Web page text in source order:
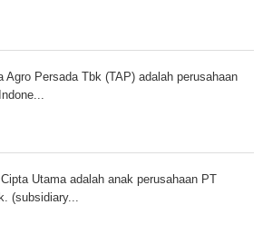
Agro Persada Tbk (TAP) adalah perusahaan
Utama adalah anak perusahaan PT
(subsidiary...